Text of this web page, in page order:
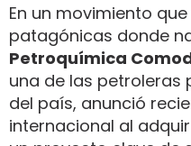
En un movimiento
patagónicas donde
Petroquímica
una de las petroleras
del país, anunció
internacional al